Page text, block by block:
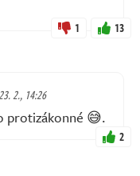
1 13
2., 14:26
protizákonné 😅.
2